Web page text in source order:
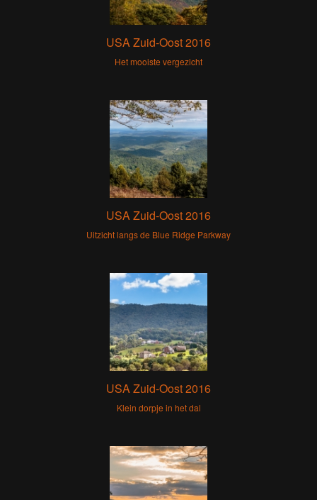
USA Zuid-Oost 2016
Het mooiste vergezicht
USA Zuid-Oost 2016
Uitzicht langs de Blue Ridge Parkway
USA Zuid-Oost 2016
Klein dorpje in het dal